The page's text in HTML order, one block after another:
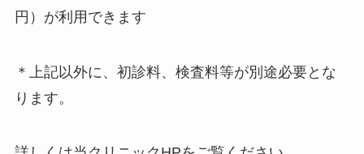
円）が利用できます
＊上記以外に、初診料、検査料等が別途必要とな
ります。